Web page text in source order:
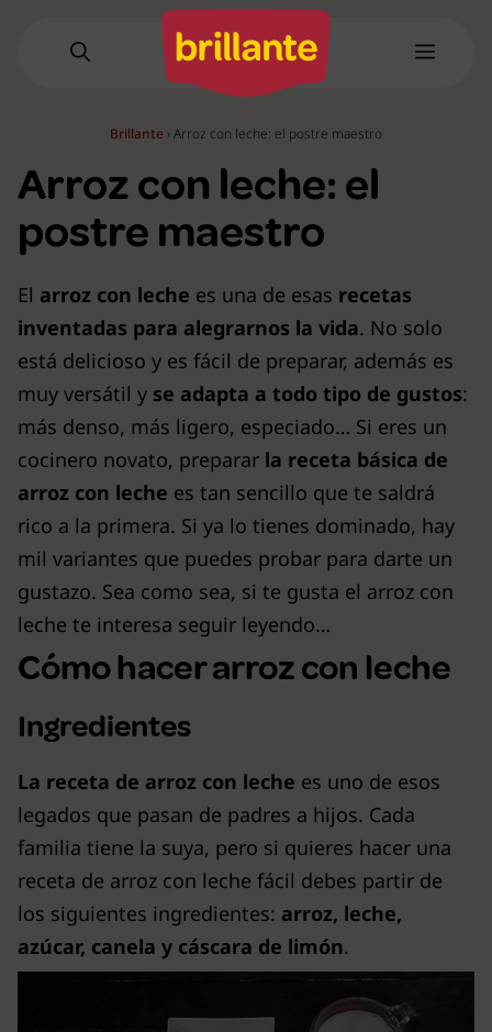
Menú
Brillante ›Arroz con leche: el postre maestro
Arroz con leche: el
postre maestro
El arroz con leche es una de esas recetas
inventadas para alegrarnos la vida. No solo
está delicioso y es fácil de preparar, además es
muy versátil y se adapta a todo tipo de gustos:
más denso, más ligero, especiado… Si eres un
cocinero novato, preparar la receta básica de
arroz con leche es tan sencillo que te saldrá
rico a la primera. Si ya lo tienes dominado, hay
mil variantes que puedes probar para darte un
gustazo. Sea como sea, si te gusta el arroz con
leche te interesa seguir leyendo…
Cómo hacer arroz con leche
Ingredientes
La receta de arroz con leche es uno de esos
legados que pasan de padres a hijos. Cada
familia tiene la suya, pero si quieres hacer una
receta de arroz con leche fácil debes partir de
los siguientes ingredientes: arroz, leche,
azúcar, canela y cáscara de limón.